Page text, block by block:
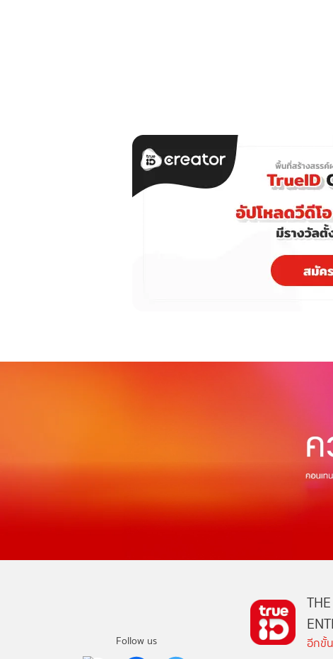
Follow us อีกขั้